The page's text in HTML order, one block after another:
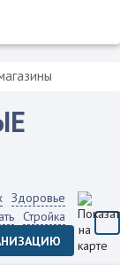
Здоровье
Стройка